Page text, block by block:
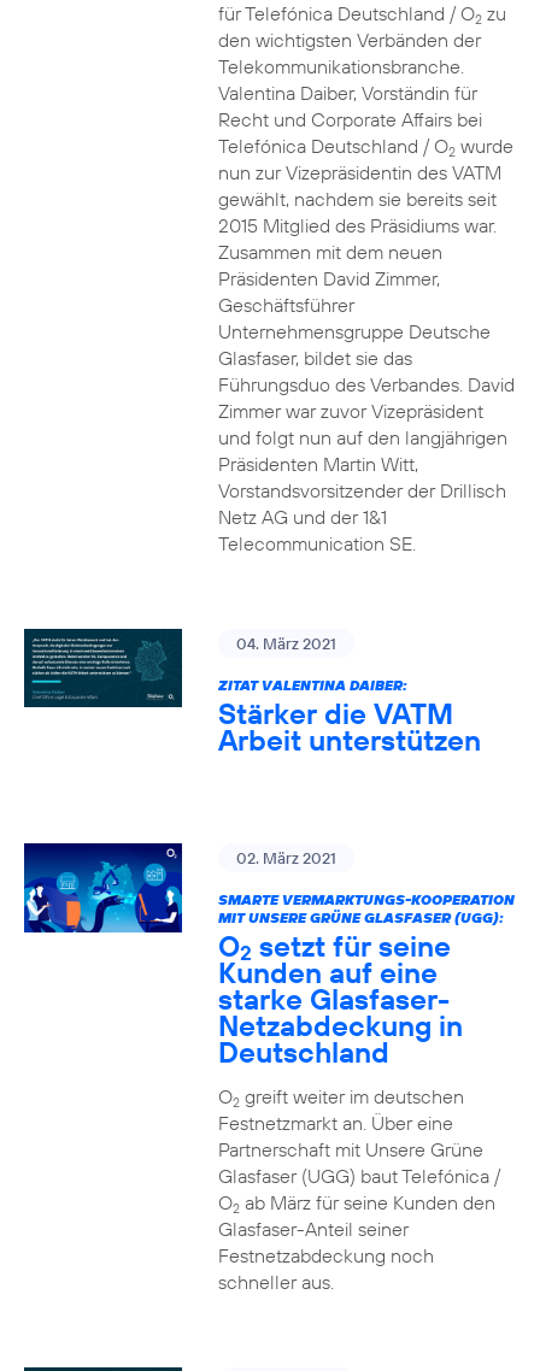
für Telefónica Deutschland / O2zu
den wichtigsten Verbänden der
Telekommunikationsbranche.
Valentina Daiber, Vorständin für
Recht und Corporate Affairs bei
Telefónica Deutschland / O2wurde
nun zur Vizepräsidentin des VATM
gewählt, nachdem sie bereits seit
2015 Mitglied des Präsidiums war.
Zusammen mit dem neuen
Präsidenten David Zimmer,
Geschäftsführer
Unternehmensgruppe Deutsche
Glasfaser, bildet sie das
Führungsduo des Verbandes. David
Zimmer war zuvor Vizepräsident
und folgt nun auf den langjährigen
Präsidenten Martin Witt,
Vorstandsvorsitzender der Drillisch
Netz AG und der 1&1
Telecommunication SE.
04. März 2021
ZITAT VALENTINA DAIBER:
Stärker die VATM
Arbeit unterstützen
02. März 2021
SMARTE VERMARKTUNGS-KOOPERATION
MIT UNSERE GRÜNE GLASFASER (UGG):
O2 setzt für seine
Kunden auf eine
starke Glasfaser-
Netzabdeckung in
Deutschland
O2greift weiter im deutschen
Festnetzmarkt an. Über eine
Partnerschaft mit Unsere Grüne
Glasfaser (UGG) baut Telefónica /
O2ab März für seine Kunden den
Glasfaser-Anteil seiner
Festnetzabdeckung noch
schneller aus.